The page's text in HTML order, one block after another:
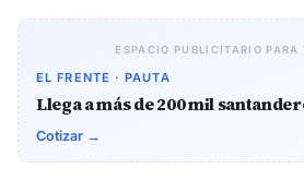
ESPACIO PUBLICITARIO PARA
EL FRENTE · PAUTA
Llega a más de 200 mil
Cotizar →